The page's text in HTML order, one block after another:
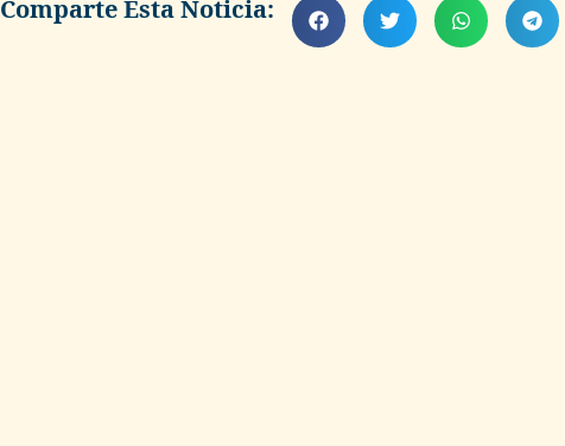
Comparte Esta Noticia: